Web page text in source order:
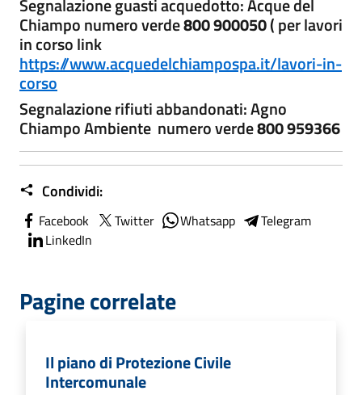
Chiampo numero verde800 900050( per lavori
in corso link
https://www.acquedelchiampospa.it/lavori-in-
corso
Segnalazione rifiuti abbandonati: Agno
Chiampo Ambiente numero verde800 959366
Condividi:
Facebook Twitter Whatsapp
Telegram
LinkedIn
Pagine correlate
Il piano di Protezione Civile
Intercomunale